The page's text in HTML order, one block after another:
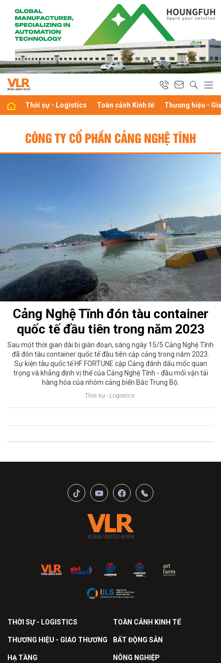
Thời sự - Logistics Toàn cảnh Kinh tế Thương hiệu -
CÔNG TY CỔ PHẦN CẢNG NGHỆ TĨNH
Cảng Nghệ Tĩnh đón tàu container
quốc tế đầu tiên trong năm 2023
Sau một thời gian dài bị gián đoạn, sáng ngày 15/5 Cảng Nghệ Tĩnh
đã đón tàu container quốc tế đầu tiên cập cảng trong năm 2023.
Sự kiện tàu quốc tế HF FORTUNE cập Cảng đánh dấu mốc quan
trọng và khẳng định vị thế của Cảng Nghệ Tĩnh - đầu mối vận tải
hàng hóa của nhóm cảng biển Bắc Trung Bộ.
Thời sự - Logistics
THỜI SỰ - LOGISTICS TOÀN CẢNH KINH TẾ
THƯƠNG HIỆU - GIAO THƯƠNG BẤT ĐỘNG SẢN
HẠ TẦNG NÔNG NGHIỆP